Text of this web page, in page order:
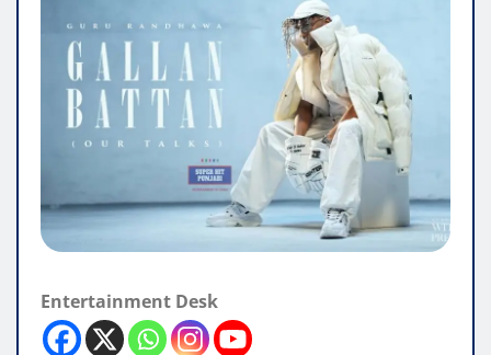
Entertainment Desk